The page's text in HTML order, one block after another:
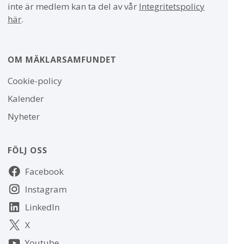
inte är medlem kan ta del av vår Integritetspolicy
här.
OM MÄKLARSAMFUNDET
Om
webbplatsen
Cookie-policy
Kalender
Nyheter
FÖLJ OSS
Följ
oss Facebook
Instagram
LinkedIn
X